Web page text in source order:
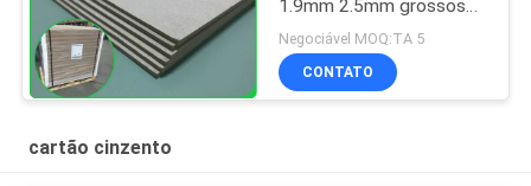
1.9mm 2.5mm grossos
no formato 70*100cm
Negociável MOQ:TA 5
CONTATO
cartão cinzento